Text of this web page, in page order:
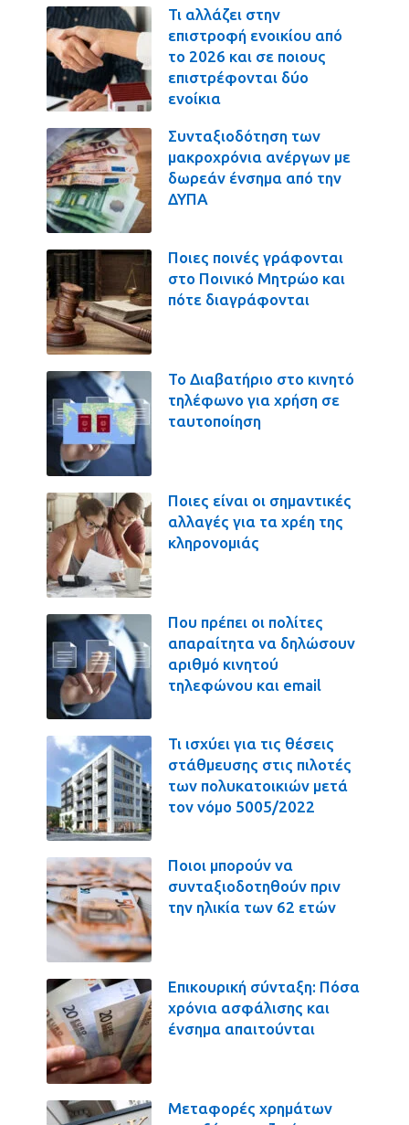
Τι αλλάζει στην
επιστροφή ενοικίου από
το 2026 και σε ποιους
επιστρέφονται δύο
ενοίκια
Συνταξιοδότηση των
μακροχρόνια ανέργων με
δωρεάν ένσημα από την
ΔΥΠΑ
Ποιες ποινές γράφονται
στο Ποινικό Μητρώο και
πότε διαγράφονται
Το Διαβατήριο στο κινητό
τηλέφωνο για χρήση σε
ταυτοποίηση
Ποιες είναι οι σημαντικές
αλλαγές για τα χρέη της
κληρονομιάς
Που πρέπει οι πολίτες
απαραίτητα να δηλώσουν
αριθμό κινητού
τηλεφώνου και email
Τι ισχύει για τις θέσεις
στάθμευσης στις πιλοτές
των πολυκατοικιών μετά
τον νόμο 5005/2022
Ποιοι μπορούν να
συνταξιοδοτηθούν πριν
την ηλικία των 62 ετών
Επικουρική σύνταξη: Πόσα
χρόνια ασφάλισης και
ένσημα απαιτούνται
Μεταφορές χρημάτων